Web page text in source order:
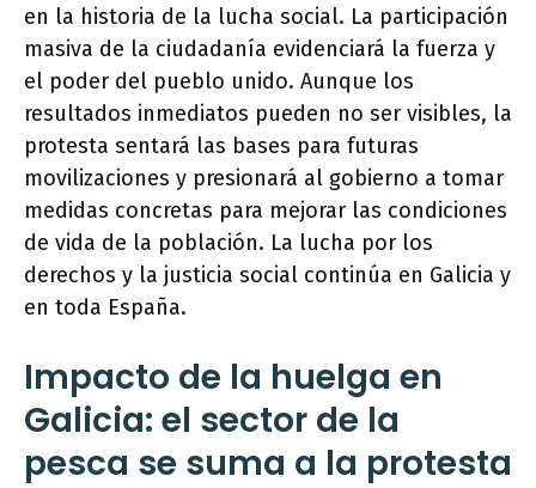
en la historia de la lucha social. La participación
masiva de la ciudadanía evidenciará la fuerza y
el poder del pueblo unido. Aunque los
resultados inmediatos pueden no ser visibles, la
protesta sentará las bases para futuras
movilizaciones y presionará al gobierno a tomar
medidas concretas para mejorar las condiciones
de vida de la población. La lucha por los
derechos y la justicia social continúa en Galicia y
en toda España.
Impacto de la huelga en
Galicia: el sector de la
pesca se suma a la protesta